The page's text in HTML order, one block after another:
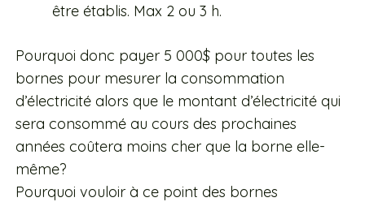
être établis. Max 2 ou 3 h.
Pourquoi donc payer 5 000$ pour toutes les
bornes pour mesurer la consommation
d’électricité alors que le montant d’électricité qui
sera consommé au cours des prochaines
années coûtera moins cher que la borne elle-
même?
Pourquoi vouloir à ce point des bornes